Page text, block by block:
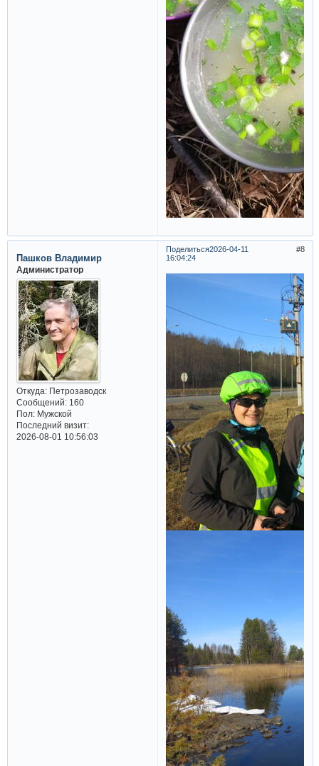
Поделиться 8
2026-04-11
16:04:24
Пашков Владимир
Администратор
Откуда:Петрозаводск
Сообщений:160
Пол:Мужской
Последний визит:
2026-08-01 10:56:03